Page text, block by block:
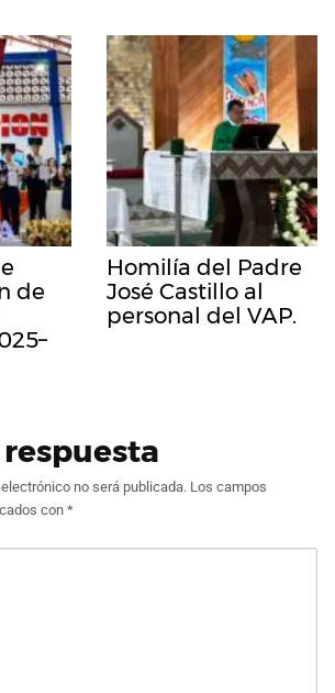
de
Homilía del Padre
José Castillo al
personal del VAP.
no será publicada. Los campos
con *